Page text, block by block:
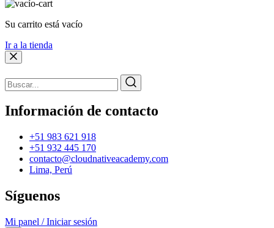
Su carrito está vacío
Ir a la tienda
Información de contacto
+51 983 621 918
+51 932 445 170
contacto@cloudnativeacademy.com
Lima, Perú
Síguenos
Mi panel / Iniciar sesión